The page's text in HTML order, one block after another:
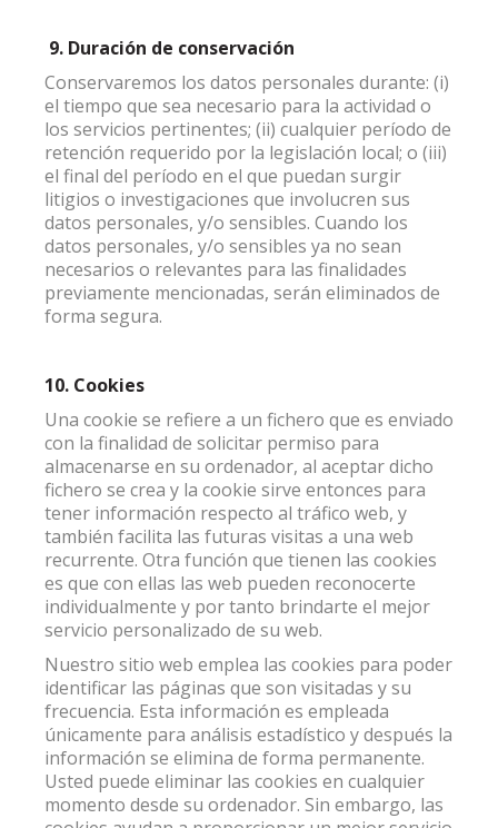
9. Duración de conservación
Conservaremos los datos personales durante: (i)
el tiempo que sea necesario para la actividad o
los servicios pertinentes; (ii) cualquier período de
retención requerido por la legislación local; o (iii)
el final del período en el que puedan surgir
litigios o investigaciones que involucren sus
datos personales, y/o sensibles. Cuando los
datos personales, y/o sensibles ya no sean
necesarios o relevantes para las finalidades
previamente mencionadas, serán eliminados de
forma segura.
10. Cookies
Una cookie se refiere a un fichero que es enviado
con la finalidad de solicitar permiso para
almacenarse en su ordenador, al aceptar dicho
fichero se crea y la cookie sirve entonces para
tener información respecto al tráfico web, y
también facilita las futuras visitas a una web
recurrente. Otra función que tienen las cookies
es que con ellas las web pueden reconocerte
individualmente y por tanto brindarte el mejor
servicio personalizado de su web.
Nuestro sitio web emplea las cookies para poder
identificar las páginas que son visitadas y su
frecuencia. Esta información es empleada
únicamente para análisis estadístico y después la
información se elimina de forma permanente.
Usted puede eliminar las cookies en cualquier
momento desde su ordenador. Sin embargo, las